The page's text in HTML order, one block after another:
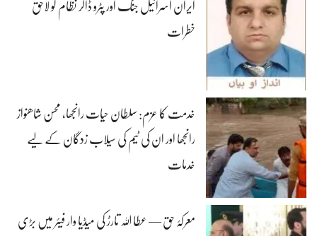
ایران اسرائیل جنگ اور پٹرو ڈالر نظام کو لاحق
خطرات
خدمت کا عزم: سلطان حیات رانجھا، محسن شاھنواز
رانجھا اور ان کی ٹیم کی سیلاب زدگان کے لیے
خدمات
معرکۂ حق — عطا اللہ تارڑ کی میڈیا وار فیئر میں بڑی